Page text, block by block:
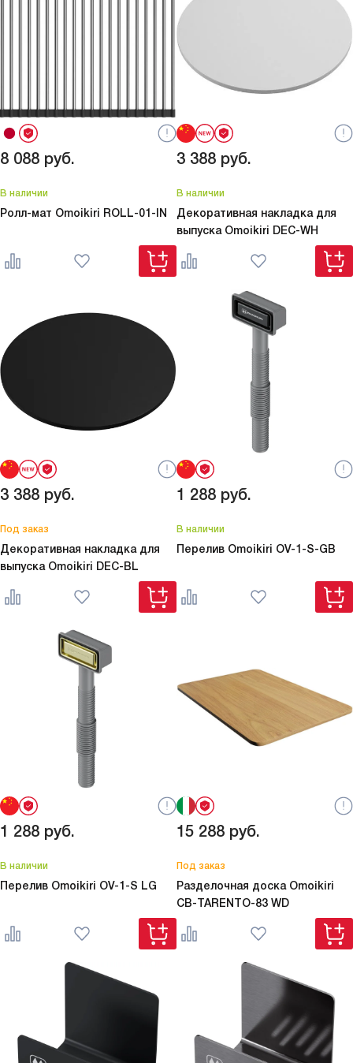
8 088 руб.
В наличии
Ролл-мат Omoikiri ROLL-01-IN
3 388 руб.
В наличии
Декоративная накладка для
выпуска Omoikiri DEC-WH
3 388 руб.
Под заказ
Декоративная накладка для
выпуска Omoikiri DEC-BL
1 288 руб.
В наличии
Перелив Omoikiri OV-1-S-GB
1 288 руб.
В наличии
Перелив Omoikiri OV-1-S LG
15 288 руб.
Под заказ
Разделочная доска Omoikiri
CB-TARENTO-83 WD